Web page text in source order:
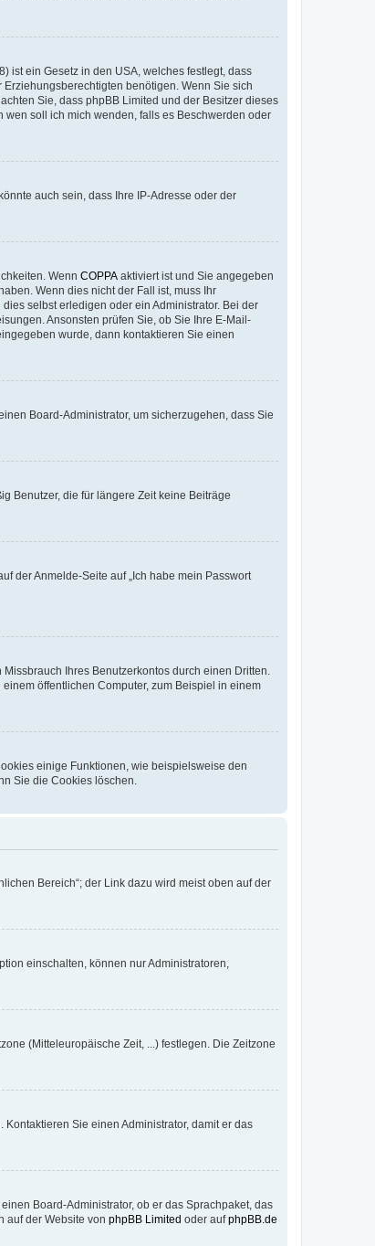
ist ein Gesetz in den USA, welches festlegt, dass
benötigen. Wenn Sie sich
Sie, dass phpBB Limited und der Besitzer dieses
wen soll ich mich wenden, falls es Beschwerden oder
auch sein, dass Ihre IP-Adresse oder der
Wenn COPPA aktiviert ist und Sie angegeben
Wenn dies nicht der Fall ist, muss Ihr
selbst erledigen oder ein Administrator. Bei der
Ansonsten prüfen Sie, ob Sie Ihre E-Mail-
wurde, dann kontaktieren Sie einen
Board-Administrator, um sicherzugehen, dass Sie
Benutzer, die für längere Zeit keine Beiträge
der Anmelde-Seite auf „Ich habe mein Passwort
Ihres Benutzerkontos durch einen Dritten.
öffentlichen Computer, zum Beispiel in einem
einige Funktionen, wie beispielsweise den
Sie die Cookies löschen.
Bereich“; der Link dazu wird meist oben auf der
einschalten, können nur Administratoren,
(Mitteleuropäische Zeit, ...) festlegen. Die Zeitzone
Sie einen Administrator, damit er das
Board-Administrator, ob er das Sprachpaket, das
auf der Website von phpBB Limited oder aufphpBB.de